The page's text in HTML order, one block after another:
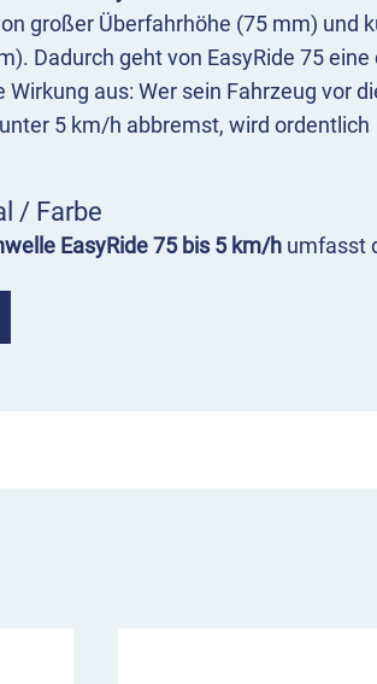
großer Überfahrhöhe (75 mm) und
Dadurch geht von EasyRide 75 eine
aus: Wer sein Fahrzeug vor
5 km/h abbremst, wird ordentlich
/ Farbe
EasyRide 75 bis 5 km/h umfasst
alle, die weniger Einzelteile
können Sie auch zwei oder drei